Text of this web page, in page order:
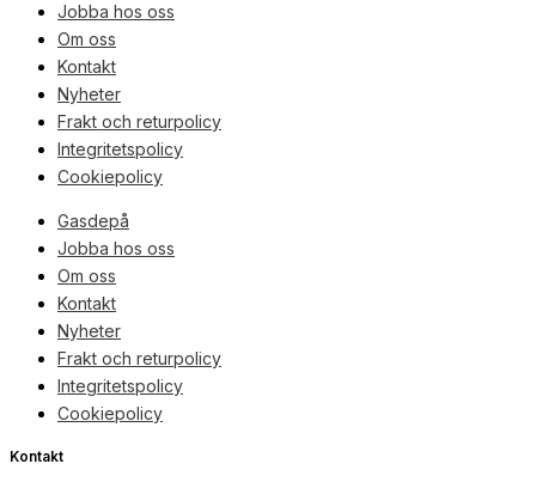
Jobba hos oss
Om oss
Kontakt
Nyheter
Frakt och returpolicy
Integritetspolicy
Cookiepolicy
Gasdepå
Jobba hos oss
Om oss
Kontakt
Nyheter
Frakt och returpolicy
Integritetspolicy
Cookiepolicy
Kontakt